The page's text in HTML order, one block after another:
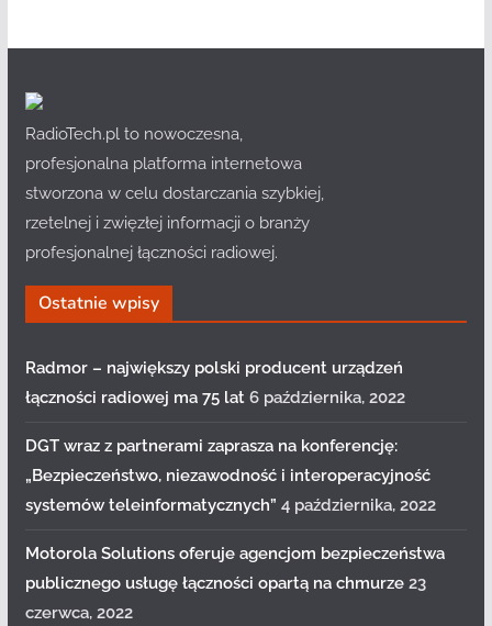
RadioTech.pl to nowoczesna,
profesjonalna platforma internetowa
stworzona w celu dostarczania szybkiej,
rzetelnej i zwięzłej informacji o branży
profesjonalnej łączności radiowej.
Ostatnie wpisy
Radmor – największy polski producent urządzeń
łączności radiowej ma 75 lat 6 października, 2022
DGT wraz z partnerami zaprasza na konferencję:
„Bezpieczeństwo, niezawodność i interoperacyjność
systemów teleinformatycznych” 4 października, 2022
Motorola Solutions oferuje agencjom bezpieczeństwa
publicznego usługę łączności opartą na chmurze 23
czerwca, 2022